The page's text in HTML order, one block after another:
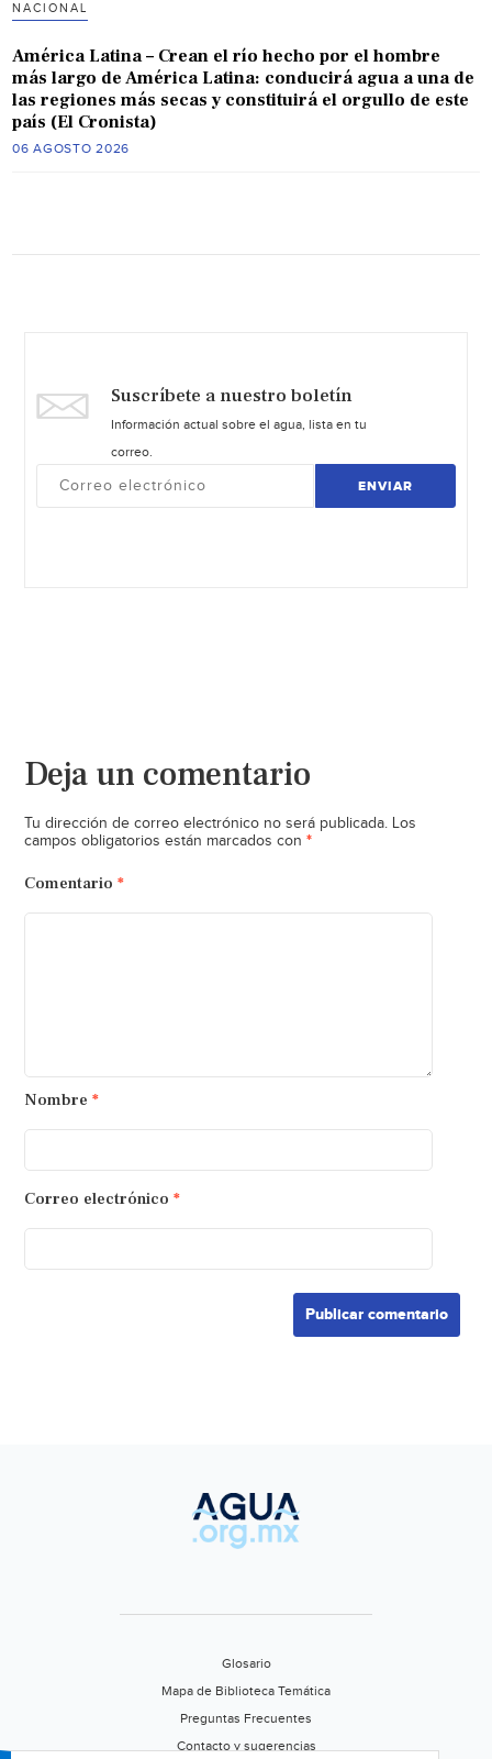
NACIONAL
América Latina – Crean el río hecho por el hombre
más largo de América Latina: conducirá agua a una de
las regiones más secas y constituirá el orgullo de este
país (El Cronista)
06 AGOSTO 2026
Suscríbete a nuestro boletín
Información actual sobre el agua, lista en tu
correo.
ENVIAR
Deja un comentario
Tu dirección de correo electrónico no será publicada. Los
campos obligatorios están marcados con *
Comentario *
Nombre *
Correo electrónico *
Glosario
Mapa de Biblioteca Temática
Preguntas Frecuentes
Contacto y sugerencias